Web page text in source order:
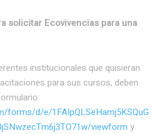
solicitar Ecovivencias para una
institucionales que quisieran
para sus cursos, deben
forms/d/e/1FAIpQLSeHamj5KSQuG
viewform y